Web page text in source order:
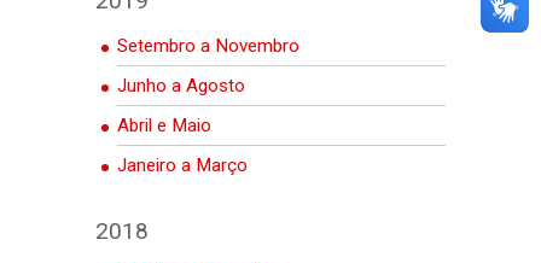
Setembro a Novembro
Junho a Agosto
Abril e Maio
Janeiro a Março
2018